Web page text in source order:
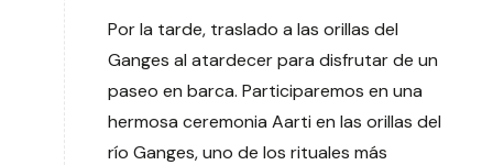
Por la tarde, traslado a las orillas del
Ganges al atardecer para disfrutar de un
paseo en barca. Participaremos en una
hermosa ceremonia Aarti en las orillas del
río Ganges, uno de los rituales más